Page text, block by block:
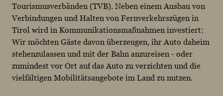
Tourismusverbänden (TVB). Neben einem Ausbau von
Verbindungen und Halten von Fernverkehrszügen in
Tirol wird in Kommunikationsmaßnahmen investiert:
Wir möchten Gäste davon überzeugen, ihr Auto daheim
stehenzulassen und mit der Bahn anzureisen - oder
zumindest vor Ort auf das Auto zu verzichten und die
vielfältigen Mobilitätsangebote im Land zu nutzen.